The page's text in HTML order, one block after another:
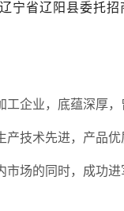
宁省辽阳县委托
企业，底蕴深厚，
技术先进，产品
市场的同时，成功